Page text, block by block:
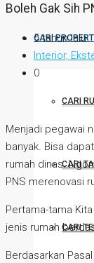
CARI PROPERTI
CARI
CARI
CARI
Boleh Gak Sih
5 tahun lalu
Interior,
0
Menjadi pegawai
banyak. Bisa
rumah dinas.
PNS merenovasi
Pertama-tama
jenis rumah
Berdasarkan